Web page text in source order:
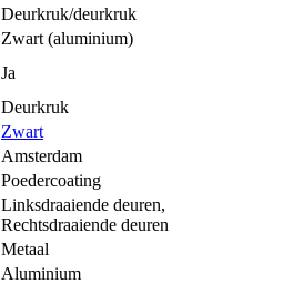
Deurkruk/deurkruk
Zwart (aluminium)
Ja
Deurkruk
Zwart
Amsterdam
Poedercoating
Linksdraaiende deuren,
Rechtsdraaiende deuren
Metaal
Aluminium